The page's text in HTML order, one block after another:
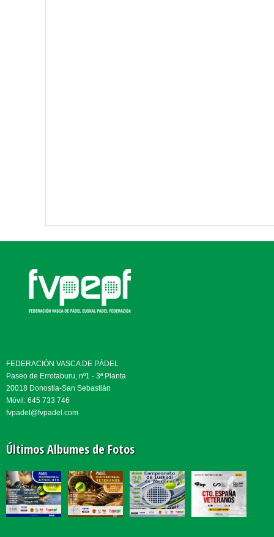
FEDERACIÓN VASCA DE PÁDEL
Paseo de Errotaburu, nº1 - 3ª Planta
20018 Donostia-San Sebastián
Móvil: 645 733 746
fvpadel@fvpadel.com
Últimos Albumes de Fotos